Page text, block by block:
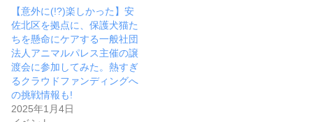
【意外に(!?)楽しかった】安
佐北区を拠点に、保護犬猫た
ちを懸命にケアする一般社団
法人アニマルパレス主催の譲
渡会に参加してみた。熱すぎ
るクラウドファンディングへ
の挑戦情報も!
2025年1月4日